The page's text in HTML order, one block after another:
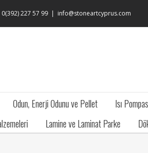
227 57 99 | info@stoneartcyprus.com
Odun, Enerji Odunu ve Pellet Isı
Lamine ve Laminat Parke